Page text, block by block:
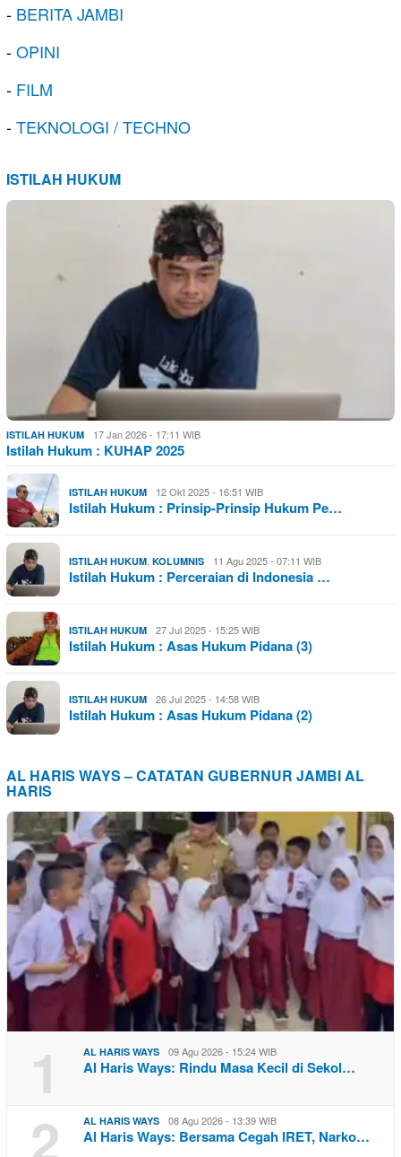
- BERITA JAMBI
-OPINI
- FILM
-TEKNOLOGI / TECHNO
ISTILAH HUKUM
ISTILAH HUKUM 17 Jan 2026 - 17:11 WIB
Istilah Hukum : KUHAP 2025
ISTILAH HUKUM 12 Okt 2025 - 16:51 WIB
Istilah Hukum : Prinsip-Prinsip Hukum Pe…
ISTILAH HUKUM KOLUMNIS 11 Agu 2025 - 07:11 WIB
Istilah Hukum : Perceraian di Indonesia …
ISTILAH HUKUM 27 Jul 2025 - 15:25 WIB
Istilah Hukum : Asas Hukum Pidana (3)
ISTILAH HUKUM 26 Jul 2025 - 14:58 WIB
Istilah Hukum : Asas Hukum Pidana (2)
AL HARIS WAYS – CATATAN GUBERNUR JAMBI AL
HARIS
1 AL HARIS WAYS 09 Agu 2026 - 15:24 WIB
Al Haris Ways: Rindu Masa Kecil di Sekol…
2 AL HARIS WAYS 08 Agu 2026 - 13:39 WIB
Al Haris Ways: Bersama Cegah IRET, Narko…